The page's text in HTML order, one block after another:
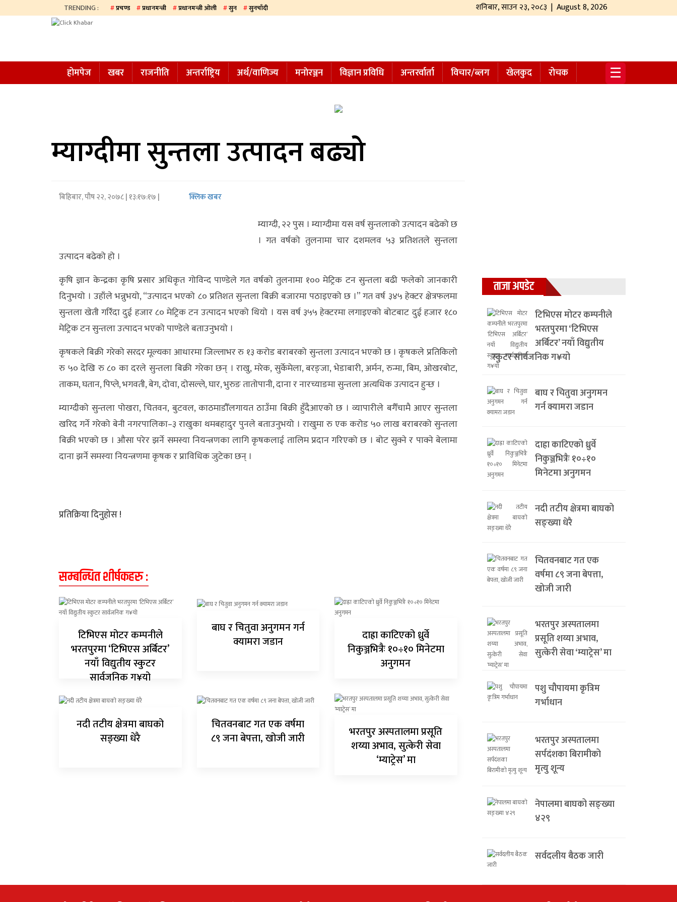
TRENDING : प्रचण्ड प्रधानमन्त्री प्रधानमन्त्री ओली सुन सुनचाँदी शनिबार,साउन२३,२०८३ | August 8, 2026
खबर
समाज
☰
होमपेज खबर राजनीति अन्तर्राष्ट्रिय अर्थ/वाणिज्य मनाेरञ्जन विज्ञान प्रविधि अन्तरर्वार्ता विचार/ब्लग खेलकुद
रोचक
म्याग्दीमा सुन्तला उत्पादन बढ्यो
बिहिबार, पौष २२, २०७८| १३:१७:१७ | क्लिक खबर
म्याग्दी, २२ पुस । म्याग्दीमा यस वर्ष सुन्तलाको उत्पादन बढेको छ
। गत वर्षको तुलनामा चार दशमलव ५३ प्रतिशतले सुन्तला
उत्पादन बढेको हो ।
कृषि ज्ञान केन्द्रका कृषि प्रसार अधिकृत गोविन्द पाण्डेले गत वर्षको तुलनामा १०० मेट्रिक टन सुन्तला बढी फलेको जानकारी
दिनुभयो । उहाँले भन्नुभयो, “उत्पादन भएको ८० प्रतिशत सुन्तला बिक्री बजारमा पठाइएको छ ।” गत वर्ष ३४५ हेक्टर क्षेत्रफलमा
सुन्तला खेती गरिँदा दुई हजार ८० मेट्रिक टन उत्पादन भएको थियो । यस वर्ष ३५५ हेक्टरमा लगाइएको बोटबाट दुई हजार १८०
मेट्रिक टन सुन्तला उत्पादन भएको पाण्डेले बताउनुभयो ।
कृषकले बिक्री गरेको सरदर मूल्यका आधारमा जिल्लाभर रु १३ करोड बराबरको सुन्तला उत्पादन भएको छ । कृषकले प्रतिकिलो
रु ५० देखि रु ८० का दरले सुन्तला बिक्री गरेका छन् । राखु, मरेक, सुर्केमेला, बरङ्जा, भेडाबारी, अर्मन, रुन्मा, बिम, ओखरबोट,
ताकम, घतान, पिप्ले, भगवती, बेग, दोवा, दोसल्ले, घार, भुरुङ तातोपानी, दाना र नारच्याङमा सुन्तला अत्यधिक उत्पादन हुन्छ ।
म्याग्दीको सुन्तला पोखरा, चितवन, बुटवल, काठमाडौँलगायत ठाउँमा बिक्री हुँदैआएको छ । व्यापारीले बगैँचामै आएर सुन्तला
खरिद गर्ने गरेको बेनी नगरपालिका–३ राखुका थमबहादुर पुनले बताउनुभयो । राखुमा रु एक करोड ५० लाख बराबरको सुन्तला
बिक्री भएको छ । औसा परेर झर्ने समस्या नियन्त्रणका लागि कृषकलाई तालिम प्रदान गरिएको छ । बोट सुक्ने र पाक्ने बेलामा
दाना झर्ने समस्या नियन्त्रणमा कृषक र प्राविधिक जुटेका छन् ।
प्रतिक्रिया दिनुहोस !
सम्बन्धित शीर्षकहरु :
टिभिएस मोटर कम्पनीले
भरतपुरमा ‘टिभिएस अर्बिटर’
नयाँ विद्युतीय स्कुटर
सार्वजनिक ग¥यो
बाघ र चितुवा अनुगमन गर्न
क्यामरा जडान
दाह्रा काटिएको ध्रुर्वे
निकुञ्जभित्रैः १०÷१० मिनेटमा
अनुगमन
नदी तटीय क्षेत्रमा बाघको
सङ्ख्या धेरै
चितवनबाट गत एक वर्षमा
८९ जना बेपत्ता, खोजी जारी
भरतपुर अस्पतालमा प्रसूति
शय्या अभाव, सुत्केरी सेवा
‘म्याट्रेस’ मा
ताजा अपडेट
टिभिएस मोटर कम्पनीले
भरतपुरमा ‘टिभिएस
अर्बिटर’ नयाँ विद्युतीय
स्कुटर सार्वजनिक ग¥यो
बाघ र चितुवा अनुगमन
गर्न क्यामरा जडान
दाह्रा काटिएको ध्रुर्वे
निकुञ्जभित्रैः १०÷१०
मिनेटमा अनुगमन
नदी तटीय क्षेत्रमा बाघको
सङ्ख्या धेरै
चितवनबाट गत एक
वर्षमा ८९ जना बेपत्ता,
खोजी जारी
भरतपुर अस्पतालमा
प्रसूति शय्या अभाव,
सुत्केरी सेवा ‘म्याट्रेस’ मा
पशु चौपायमा कृत्रिम
गर्भाधान
भरतपुर अस्पतालमा
सर्पदंशका बिरामीको
मृत्यु शून्य
नेपालमा बाघको सङ्ख्या
४२९
सर्वदलीय बैठक जारी